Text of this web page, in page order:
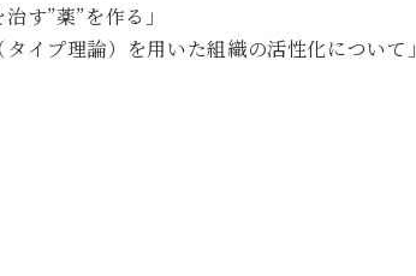
す”薬”を作る」
イプ理論）を用いた組織の活性化について」